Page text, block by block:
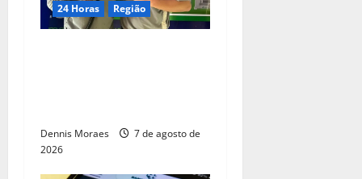
24 Horas Região
Dennis Moraes
7 de agosto de
2026